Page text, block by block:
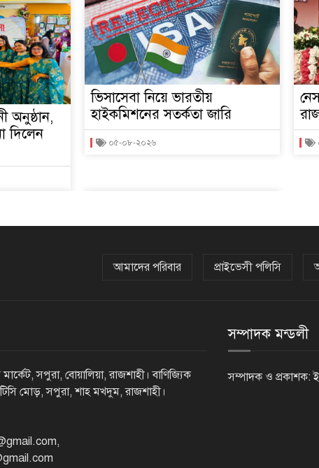
অনুষ্ঠান,
দিলেন
ভিসাসেবা নিয়ে ভারতীয়
হাইকমিশনের সতর্কতা জারি
০৫-০৮-২০২৬
আমাদের পরিবার প্রাইভেসী পলিসি
সপুরা, বোয়ালিয়া, রাজশাহী। বাণিজ্যিক
মোড়, সপুরা, শাহ মখদুম, রাজশাহী।
,
সম্পাদক মন্ডলী
সম্পাদক ও প্রকাশক: